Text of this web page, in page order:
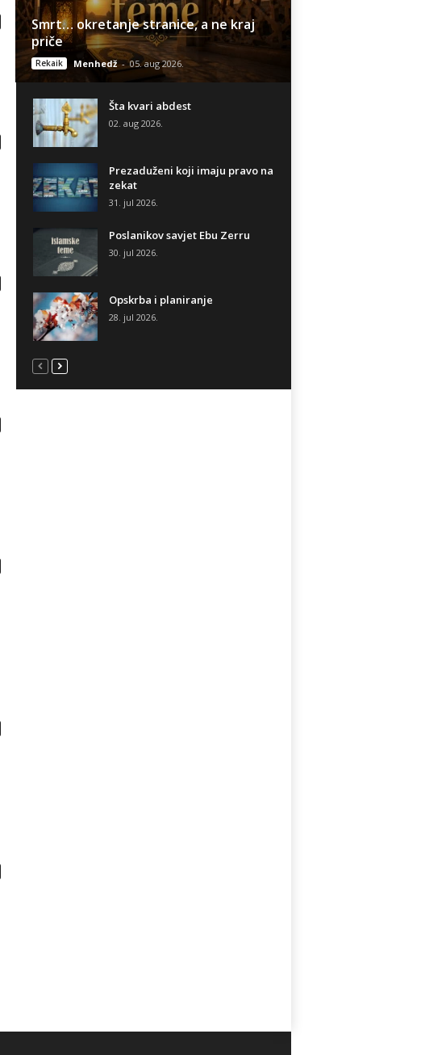
Smrt… okretanje stranice, a ne kraj
priče
Rekaik Menhedž - 05. aug 2026.
Šta kvari abdest
02. aug 2026.
Prezaduženi koji imaju pravo na
zekat
31. jul 2026.
Poslanikov savjet Ebu Zerru
30. jul 2026.
Opskrba i planiranje
28. jul 2026.